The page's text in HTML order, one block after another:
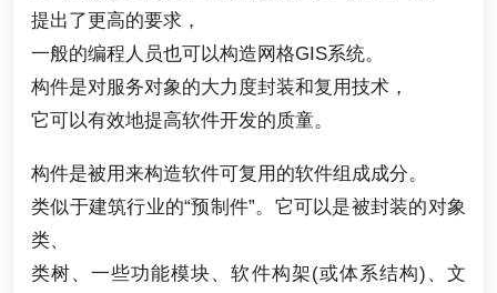
提出了更高的要求，
一般的编程人员也可以构造网格GIS系统。
构件是对服务对象的大力度封装和复用技术，
它可以有效地提高软件开发的质童。
构件是被用来构造软件可复用的软件组成成分。
类似于建筑行业的“预制件”。它可以是被封装的对象
类、
类树、一些功能模块、软件构架(或体系结构)、文